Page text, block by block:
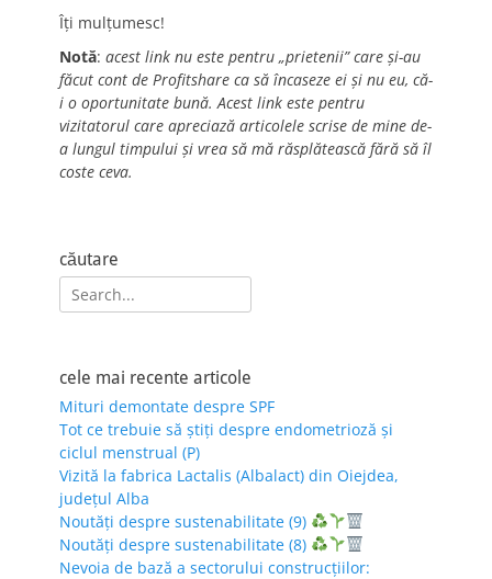
Îți mulțumesc!
Notă: acest link nu este pentru „prietenii” care și-au
făcut cont de Profitshare ca să încaseze ei și nu eu, că-
i o oportunitate bună. Acest link este pentru
vizitatorul care apreciază articolele scrise de mine de-
a lungul timpului și vrea să mă răsplătească fără să îl
coste ceva.
căutare
Search
for:
cele mai recente articole
Mituri demontate despre SPF
Tot ce trebuie să știți despre endometrioză și
ciclul menstrual (P)
Vizită la fabrica Lactalis (Albalact) din Oiejdea,
județul Alba
Noutăți despre sustenabilitate (9)
Noutăți despre sustenabilitate (8)
Nevoia de bază a sectorului construcțiilor: